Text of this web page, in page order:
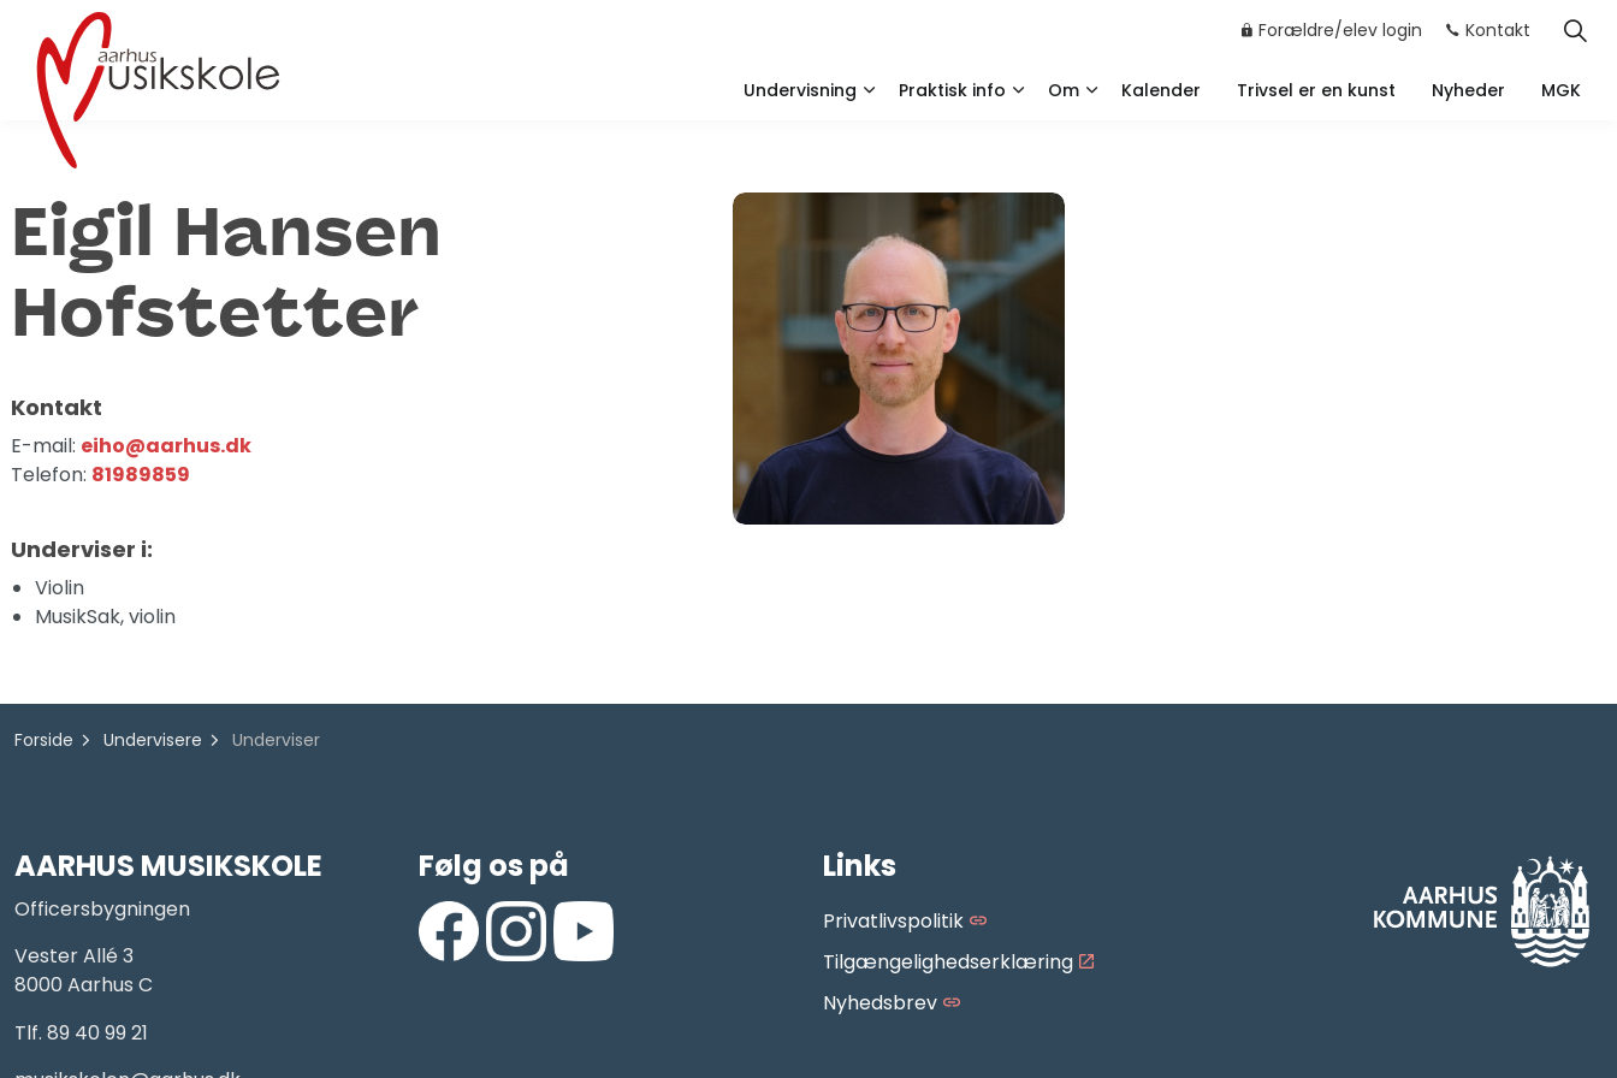
Undervisning Praktisk info Om Kalender Trivsel er en kunst Nyheder MGK
Forældre/elev login Kontakt
Eigil Hansen
Hofstetter
Kontakt
E-mail: eiho@aarhus.dk
Telefon: 81989859
Underviser i:
Violin
MusikSak, violin
Forside Undervisere Underviser
AARHUS MUSIKSKOLE
Officersbygningen
Vester Allé 3
8000 Aarhus C
Tlf. 89 40 99 21
Følg os på
https://www.facebook.com/AarhusMusikskole/
https://www.instagram.com/aarhus_musikskole/
https://www.youtube.com/aarhusmusikskoledk
Links
Privatlivspolitik
Tilgængelighedserklæring
Nyhedsbrev